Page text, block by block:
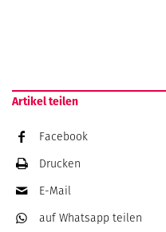
Artikel teilen
Facebook
Drucken
E-Mail
auf Whatsapp teilen